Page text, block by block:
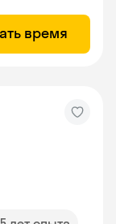
время